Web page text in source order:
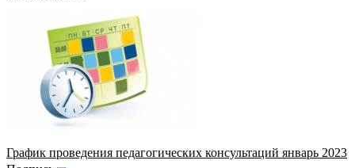
График проведения педагогических консультаций январь 2023